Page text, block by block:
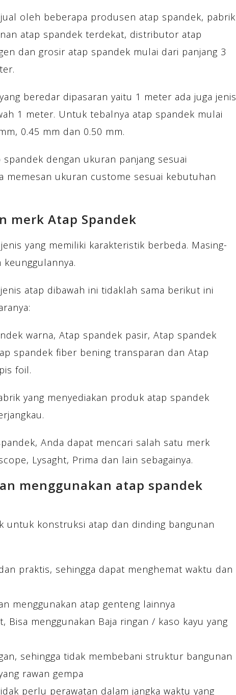
oleh beberapa produsen atap spandek, pabrik
atap spandek terdekat, distributor atap
dan grosir atap spandek mulai dari panjang 3
beredar dipasaran yaitu 1 meter ada juga jenis
1 meter. Untuk tebalnya atap spandek mulai
0.45 mm dan 0.50 mm.
dengan ukuran panjang sesuai
memesan ukuran custome sesuai kebutuhan
merk Atap Spandek
yang memiliki karakteristik berbeda. Masing-
atap dibawah ini tidaklah sama berikut ini
warna, Atap spandek pasir, Atap spandek
spandek fiber bening transparan dan Atap
foil.
yang menyediakan produk atap spandek
Anda dapat mencari salah satu merk
Lysaght, Prima dan lain sebagainya.
menggunakan atap spandek
untuk konstruksi atap dan dinding bangunan
praktis, sehingga dapat menghemat waktu dan
menggunakan atap genteng lainnya
menggunakan Baja ringan / kaso kayu yang
sehingga tidak membebani struktur bangunan
rawan gempa
perlu perawatan dalam jangka waktu yang